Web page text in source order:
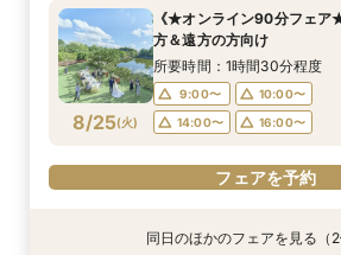
8/24(月)
9:00〜
10:00〜
14:00〜
16:00〜
フェアを予約
8/24(月)
9:00〜
10:00〜
14:00〜
16:00〜
フェアを予約
8/25(火)
《★オンライン90分フェア
方＆遠方の方向け
所要時間：1時間30分程度
9:00〜
10:00〜
14:00〜
16:00〜
フェアを予約
衣装試着 特典あり
同日のほかのフェアを見る（2